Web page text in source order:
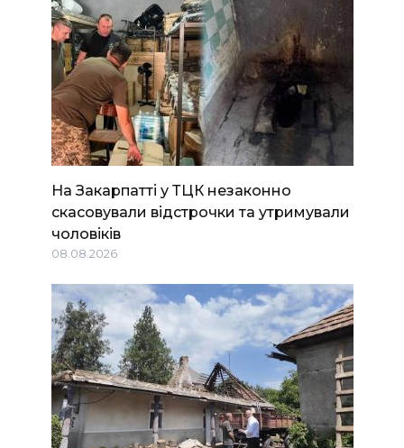
На Закарпатті у ТЦК незаконно
скасовували відстрочки та утримували
чоловіків
08.08.2026